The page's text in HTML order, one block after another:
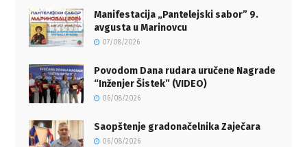
Manifestacija „Pantelejski sabor” 9.
avgusta u Marinovcu
07/08/2026
Povodom Dana rudara uručene Nagrade
“Inženjer Šistek” (VIDEO)
06/08/2026
Saopštenje gradonačelnika Zaječara
06/08/2026